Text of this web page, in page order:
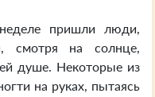
пришли люди,
смотря на солнце,
душе. Некоторые из
на руках, пытаясь